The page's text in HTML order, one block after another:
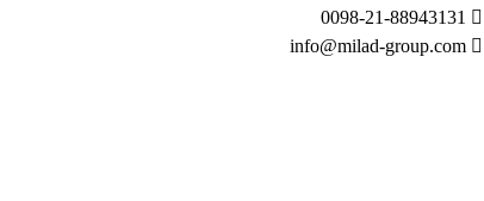
0098-21-88943131
info@milad-group.com